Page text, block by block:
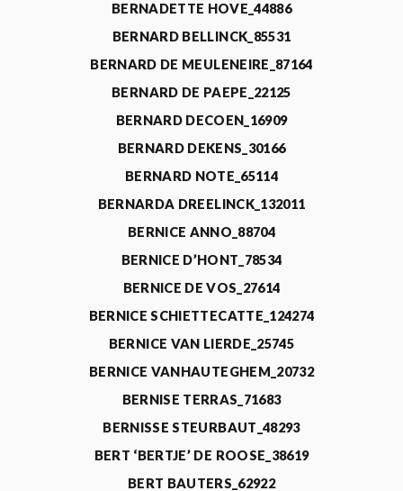
BERNADETTE HOVE_44886
BERNARD BELLINCK_85531
BERNARD DE MEULENEIRE_87164
BERNARD DE PAEPE_22125
BERNARD DECOEN_16909
BERNARD DEKENS_30166
BERNARD NOTE_65114
BERNARDA DREELINCK_132011
BERNICE ANNO_88704
BERNICE D’HONT_78534
BERNICE DE VOS_27614
BERNICE SCHIETTECATTE_124274
BERNICE VAN LIERDE_25745
BERNICE VANHAUTEGHEM_20732
BERNISE TERRAS_71683
BERNISSE STEURBAUT_48293
BERT ‘BERTJE’ DE ROOSE_38619
BERT BAUTERS_62922